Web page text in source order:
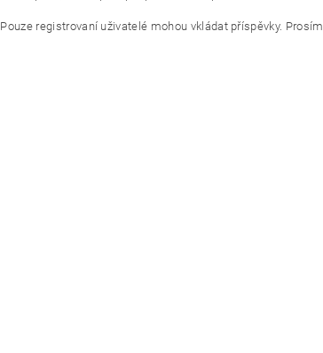
Pouze registrovaní uživatelé mohou vkládat příspěvky. Prosím